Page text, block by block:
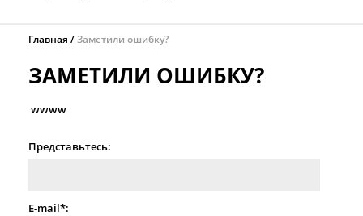
Главная Заметили ошибку?
ЗАМЕТИЛИ ОШИБКУ?
wwww
Представьтесь:
E-mail*: